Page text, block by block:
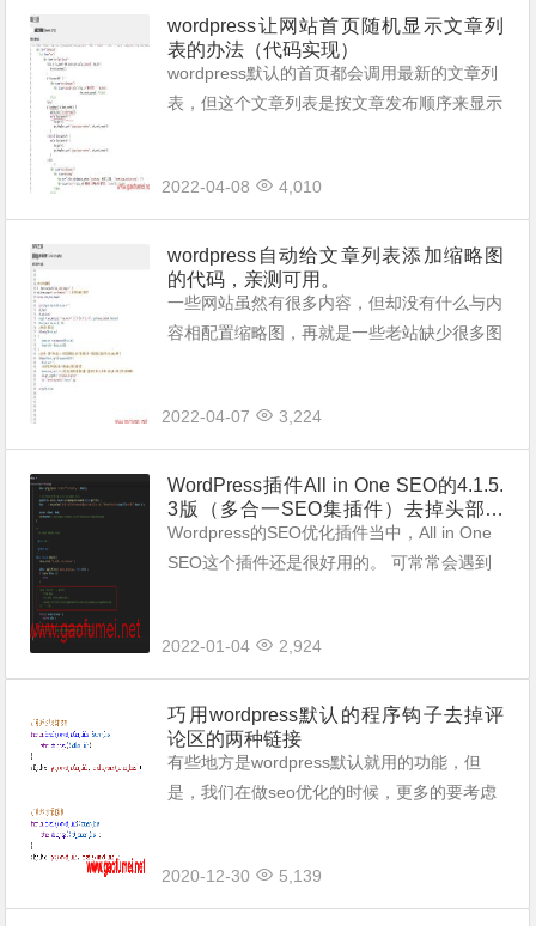
wordpress让网站首页随机显示文章列
表的办法（代码实现）
wordpress默认的首页都会调用最新的文章列
表，但这个文章列表是按文章发布顺序来显示
页随机显示文章列表就会好很多了。...
2022-04-08 4,010
wordpress自动给文章列表添加缩略图
的代码，亲测可用。
一些网站虽然有很多内容，但却没有什么与内
容相配置缩略图，再就是一些老站缺少很多图
要如何实现呢？ 主要分两步： 1，在w...
2022-04-07 3,224
WordPress插件All in One SEO的4.1.5.
3版（多合一SEO集插件）去掉头部注
释的方法，干货分享。
Wordpress的SEO优化插件当中，All in One
SEO这个插件还是很好用的。 可常常会遇到
我们在如下路径当...
2022-01-04 2,924
巧用wordpress默认的程序钩子去掉评
论区的两种链接
有些地方是wordpress默认就用的功能，但
是，我们在做seo优化的时候，更多的要考虑
以，最好最快捷的方法，就是直接通...
2020-12-30 5,139